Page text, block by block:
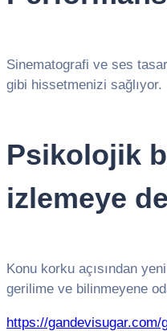
Sinematografi ve ses
gibi hissetmenizi sağlıyor.
Psikolojik
izlemeye
Konu korku açısından
gerilime ve bilinmeyene
https://